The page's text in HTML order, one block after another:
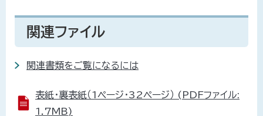
関連ファイル
関連書類をご覧になるには
表紙・裏表紙（1ページ・32ページ） (PDFファイル:
1.7MB)